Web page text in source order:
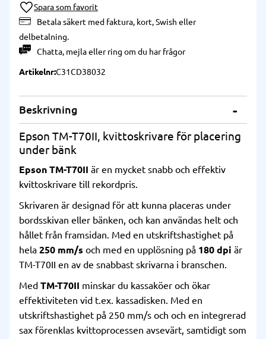
Lägg till i önskelista
Betala säkert med faktura, kort, Swish eller
delbetalning.
Chatta, mejlaellerring om du har frågor
ArtikelnrC31CD38032
Beskrivning
Epson TM-T70II, kvittoskrivare för placering
under bänk
Epson TM-T70II är en mycket snabb och effektiv
kvittoskrivare till rekordpris.
Skrivaren är designad för att kunna placeras under
bordsskivan eller bänken, och kan användas helt och
hållet från framsidan. Med en utskriftshastighet på
hela 250 mm/s och med en upplösning på 180 dpi är
TM-T70II en av de snabbast skrivarna i branschen.
Med TM-T70II minskar du kassaköer och ökar
effektiviteten vid t.ex. kassadisken. Med en
utskriftshastighet på 250 mm/s och och en integrerad
sax förenklas kvittoprocessen avsevärt, samtidigt som